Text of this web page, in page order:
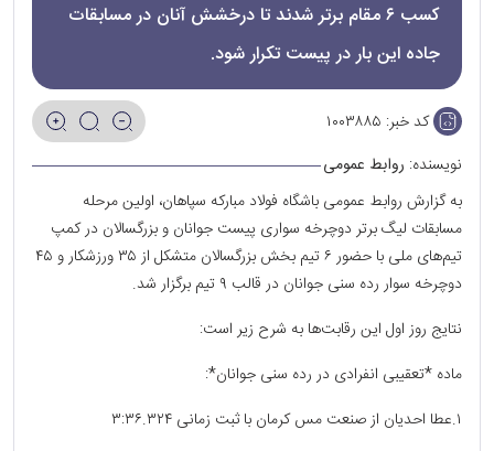
کسب ۶ مقام برتر شدند تا درخشش آنان در مسابقات
جاده این بار در پیست تکرار شود.
کد خبر: ۱۰۰۳۸۸۵
نویسنده: روابط عمومی
به گزارش روابط عمومی باشگاه فولاد مبارکه سپاهان، اولین مرحله
مسابقات لیگ برتر دوچرخه سواری پیست جوانان و‌ بزرگسالان در کمپ‌
تیم‌های ملی با حضور ۶ تیم بخش بزرگسالان متشکل از ٣۵ ورزشکار و ۴۵
دوچرخه سوار رده سنی جوانان در قالب ٩ تیم برگزار شد.
نتایج روز اول این رقابت‌ها به شرح زیر است:
ماده *تعقیبی انفرادی در رده سنی جوانان*:
۱.عطا احدیان از صنعت مس کرمان با ثبت زمانی ۳:۳۶.۳۲۴